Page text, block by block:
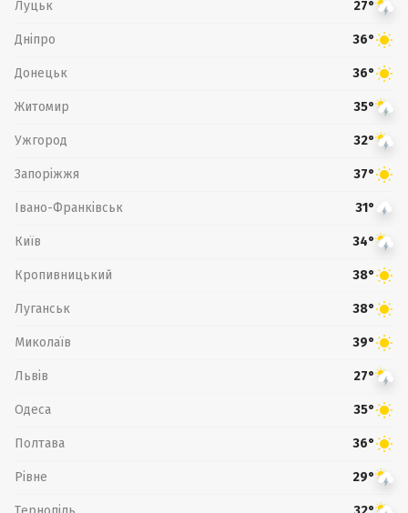
Луцьк 27°
Дніпро 36°
Донецьк 36°
Житомир 35°
Ужгород 32°
Запоріжжя 37°
Івано-Франківськ 31°
Київ 34°
Кропивницький 38°
Луганськ 38°
Миколаїв 39°
Львів 27°
Одеса 35°
Полтава 36°
Рівне 29°